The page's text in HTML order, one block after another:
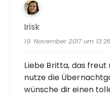
Irisk
19. November 2017 um
Liebe Britta, das freut
nutze die
wünsche dir einen